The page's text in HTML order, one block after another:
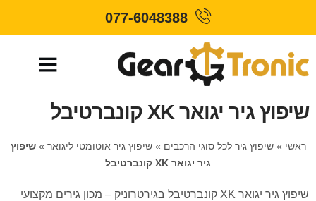
077-6048388
שיפוץ גיר יגואר XK קונברטיבל
ראשי »שיפוץ גיר לכל סוגי הרכבים »שיפוץ גיר אוטומטי ליגואר »שיפוץ
גיר יגואר XK קונברטיבל
שיפוץ גיר יגואר XK קונברטיבל בגירטרוניק – מכון גירים מקצועי